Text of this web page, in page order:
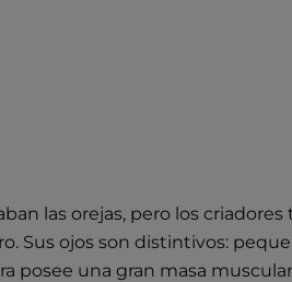
las orejas, pero los
Sus ojos son distintivos:
posee una gran masa